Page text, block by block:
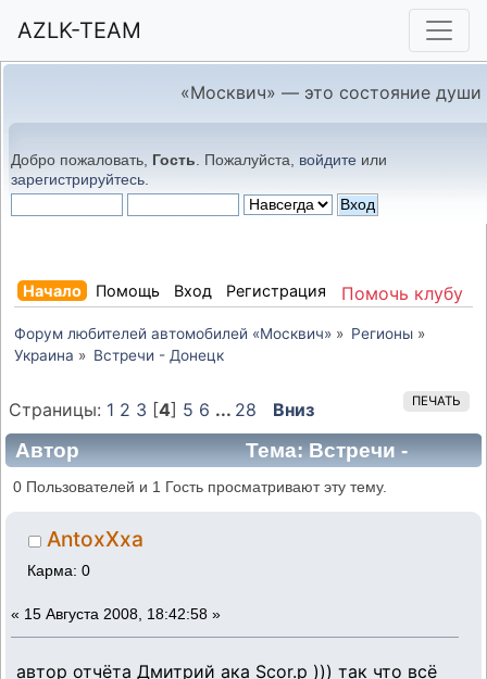
AZLK-TEAM
«Москвич» — это состояние души
Добро пожаловать, Гость . Пожалуйста, войдите или
зарегистрируйтесь
Помочь клубу
Начало Помощь Вход Регистрация
Форум любителей автомобилей «Москвич» » Регионы»
Украина » Встречи - Донецк
ПЕЧАТЬ
Страницы: 1 2 3 [4] 5 6 ... 28 Вниз
Автор
Тема: Встречи -
Донецк (Прочитано 97128 раз)
0 Пользователей и 1 Гость просматривают эту тему.
AntoxXxa
Карма: 0
« 15 Августа 2008, 18:42:58 »
автор отчёта Дмитрий ака Scor.p ))) так что всё